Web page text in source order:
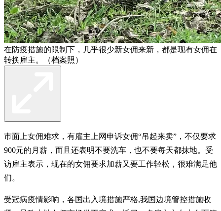
在防疫措施的限制下，几乎很少新女佣来新，都是现有女佣在
转换雇主。（档案照）
市面上女佣难求，有雇主上网申诉女佣“吊起来卖”，不仅要求
900元的月薪，而且还表明不要洗车，也不要每天都抹地。受
访雇主表示，现在的女佣要求加薪又要工作轻松，很难满足他
们。
受冠病疫情影响，各国出入境措施严格,我国边境管控措施收